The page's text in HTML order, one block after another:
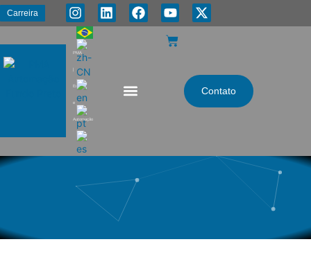
Carreira
PMA
|
Energia
e
Automação
Contato